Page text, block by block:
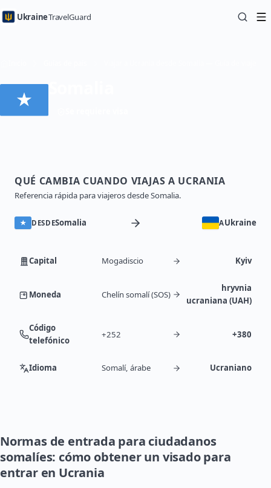
UkraineTravelGuard
QUÉ CAMBIA CUANDO VIAJAS A UCRANIA
Referencia rápida para viajeros desde Somalia.
DESDESomalia AUkraine
Capital Mogadiscio Kyiv
Moneda Chelín somalí (SOS)
hryvnia
ucraniana (UAH)
Código
telefónico
+252 +380
Idioma Somalí, árabe Ucraniano
Normas de entrada para ciudadanos
somalíes: cómo obtener un visado para
entrar en Ucrania